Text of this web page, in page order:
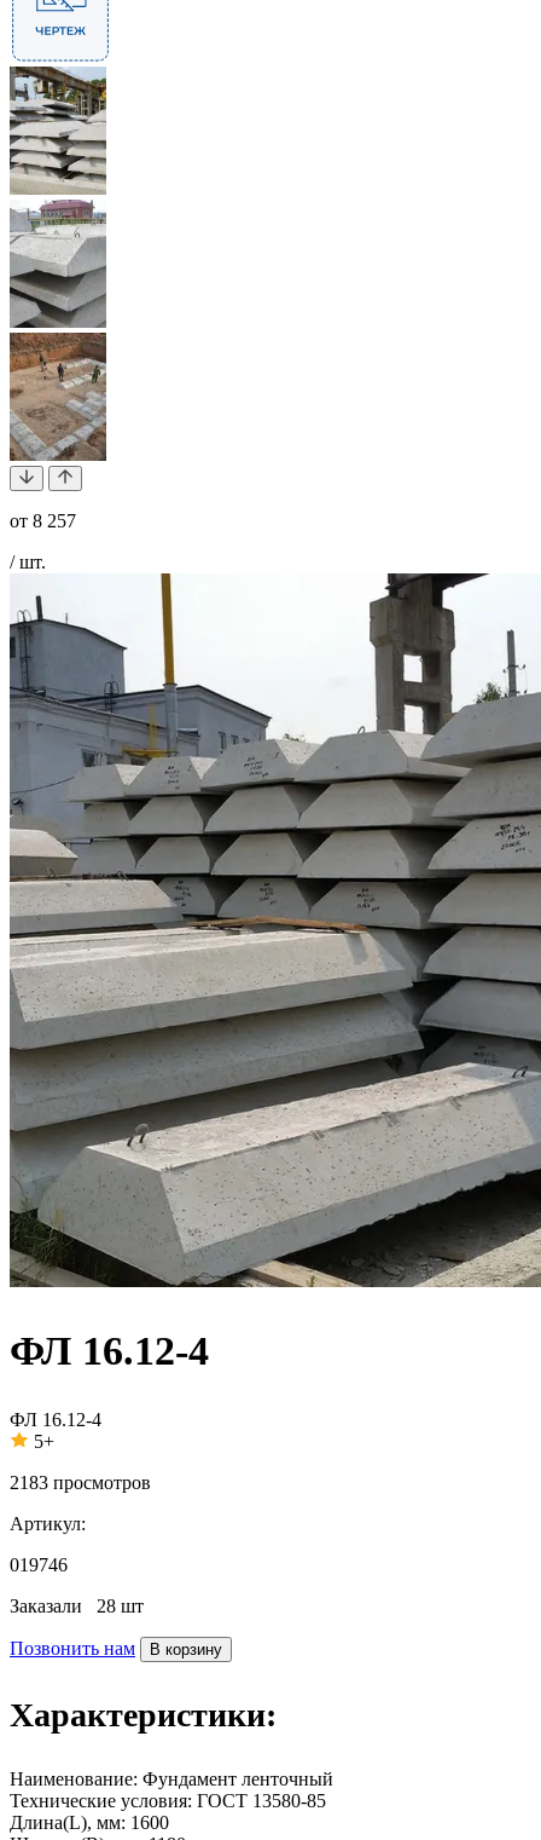
от 8 257
/ шт.
ФЛ 16.12-4
ФЛ 16.12-4
5+
2183 просмотров
Артикул:
019746
Заказали 28 шт
Позвонить нам В корзину
Характеристики:
Наименование: Фундамент ленточный
Технические условия: ГОСТ 13580-85
Длина(L), мм: 1600